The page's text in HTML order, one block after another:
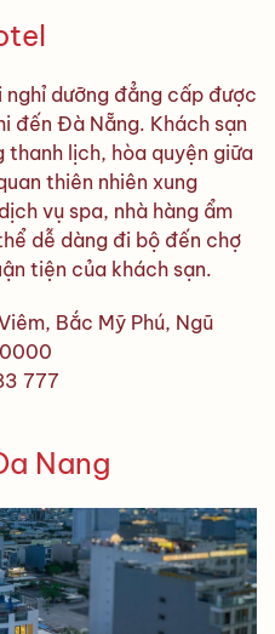
dưỡng đẳng cấp được
đến Đà Nẵng. Khách sạn
thanh lịch, hòa quyện giữa
thiên nhiên xung
vụ spa, nhà hàng ẩm
dễ dàng đi bộ đến chợ
tiện của khách sạn.
Bắc Mỹ Phú, Ngũ
777
Nang